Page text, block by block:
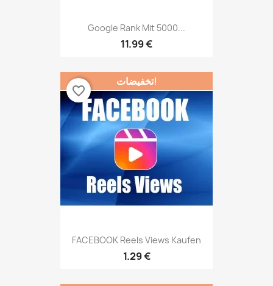
Google Rank Mit 5000...
11.99 €
FACEBOOK Reels Views Kaufen
1.29 €
تخفيضات!
favorite_border